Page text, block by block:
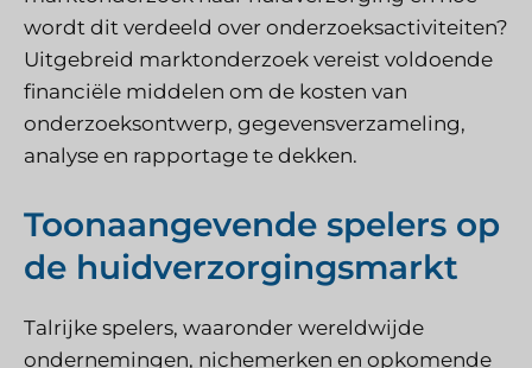
wordt dit verdeeld over onderzoeksactiviteiten?
Uitgebreid marktonderzoek vereist voldoende
financiële middelen om de kosten van
onderzoeksontwerp, gegevensverzameling,
analyse en rapportage te dekken.
Toonaangevende spelers op
de huidverzorgingsmarkt
Talrijke spelers, waaronder wereldwijde
ondernemingen, nichemerken en opkomende